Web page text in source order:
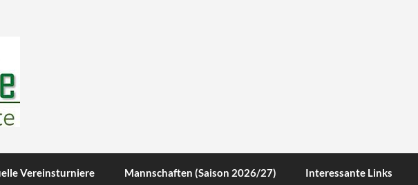
Vereinsturniere Mannschaften (Saison 2026/27) Interessante Links